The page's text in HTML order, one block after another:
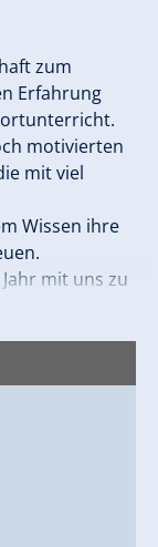
zum
Erfahrung
motivierten
mit viel
Wissen ihre
mit uns zu